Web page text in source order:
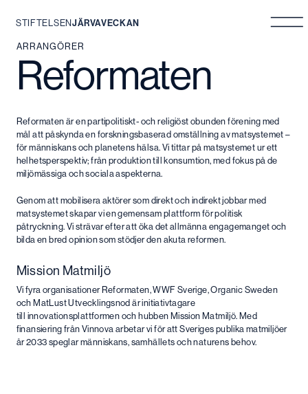
Hoppa
innehåll
STIFTELSENJÄRVAVECKAN
ARRANGÖRER
Reformaten
Reformaten är en partipolitiskt- och religiöst obunden förening med
mål att påskynda en forskningsbaserad omställning av matsystemet –
för människans och planetens hälsa. Vi tittar på matsystemet ur ett
helhetsperspektiv; från produktion till konsumtion, med fokus på de
miljömässiga och sociala aspekterna.
Genom att mobilisera aktörer som direkt och indirekt jobbar med
matsystemet skapar vi en gemensam plattform för politisk
påtryckning. Vi strävar efter att öka det allmänna engagemanget och
bilda en bred opinion som stödjer den akuta reformen.
Mission Matmiljö
Vi fyra organisationer Reformaten, WWF Sverige, Organic Sweden
och MatLust Utvecklingsnod är initiativtagare
till innovationsplattformen och hubben Mission Matmiljö. Med
finansiering från Vinnova arbetar vi för att Sveriges publika matmiljöer
år 2033 speglar människans, samhällets och naturens behov.